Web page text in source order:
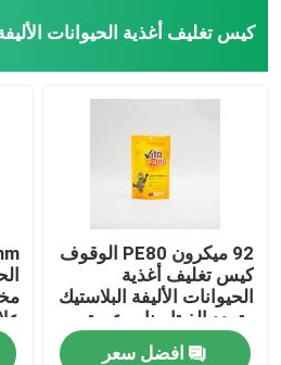
كيس تغليف أغذية الحيوانات
92 ميكرون PE80 الوقوف
كيس تغليف أغذية
الحيوانات الأليفة البلاستيك
متعدد الفيتامينات عبوة
طعام القطط
افضل سعر